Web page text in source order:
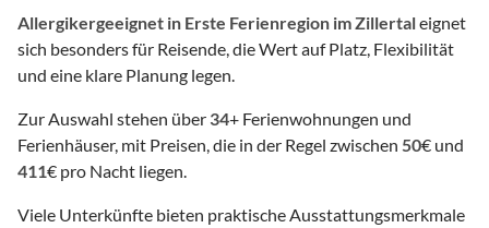
Allergikergeeignet in Erste Ferienregion im Zillertaleignet
sich besonders für Reisende, die Wert auf Platz, Flexibilität
und eine klare Planung legen.
Zur Auswahl stehen über 34+ Ferienwohnungen und
Ferienhäuser, mit Preisen, die in der Regel zwischen 50€ und
411€ pro Nacht liegen.
Viele Unterkünfte bieten praktische Ausstattungsmerkmale